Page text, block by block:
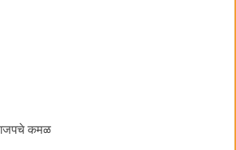
कमळ